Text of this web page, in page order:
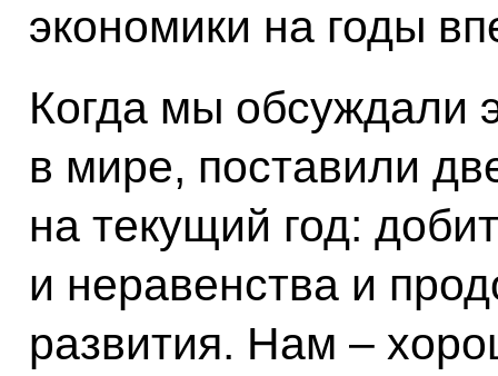
экономики на годы
Когда мы обсуждали
в мире, поставили
на текущий год:
и неравенства и
развития. Нам –